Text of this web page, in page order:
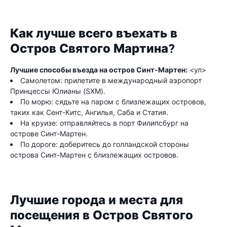
Как лучше всего въехать в
Остров Святого Мартина?
Лучшие способы въезда на остров Синт-Мартен: <ул>
Самолетом: прилетите в международный аэропорт
Принцессы Юлианы (SXM).
По морю: сядьте на паром с близлежащих островов,
таких как Сент-Китс, Ангилья, Саба и Статия.
На круизе: отправляйтесь в порт Филипсбург на
острове Синт-Мартен.
По дороге: доберитесь до голландской стороны
острова Синт-Мартен с близлежащих островов.
Лучшие города и места для
посещения в Остров Святого